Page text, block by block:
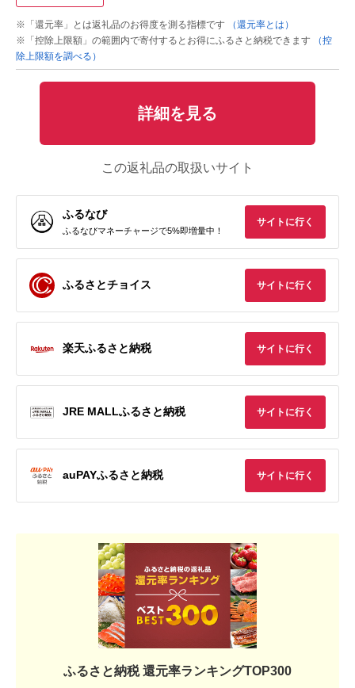
※「還元率」とは返礼品のお得度を測る指標です
（還元率とは）
※「控除上限額」の範囲内で寄付するとお得にふるさと納税できます
（控
除上限額を調べる）
詳細を見る
この返礼品の取扱いサイト
ふるなび
ふるなびマネーチャージで5%即増量中！
サイトに行く
ふるさとチョイス サイトに行く
楽天ふるさと納税 サイトに行く
JRE MALLふるさと納税 サイトに行く
auPAYふるさと納税 サイトに行く
ふるさと納税 還元率ランキングTOP300